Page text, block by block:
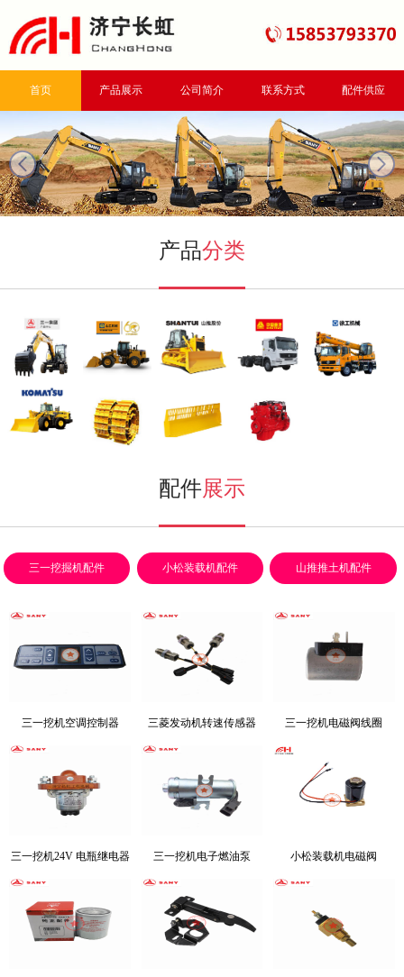
首页 产品展示 公司简介 联系方式 配件供应
next
产品分类
三一挖掘机 山工装载机 重汽自卸车
配件展示
三一挖掘机配件 小松装载机配件 山推推土机配件
三一挖机空调控制器 三菱发动机转速传感器 三一挖机电磁阀线圈
三一挖机24V 电瓶继电器 三一挖机电子燃油泵 小松装载机电磁阀